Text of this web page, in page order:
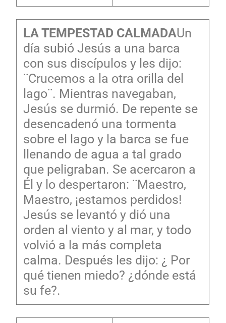
LA TEMPESTAD CALMADAUn
día subió Jesús a una barca
con sus discípulos y les dijo:
¨Crucemos a la otra orilla del
lago¨. Mientras navegaban,
Jesús se durmió. De repente se
desencadenó una tormenta
sobre el lago y la barca se fue
llenando de agua a tal grado
que peligraban. Se acercaron a
Él y lo despertaron: ¨Maestro,
Maestro, ¡estamos perdidos!
Jesús se levantó y dió una
orden al viento y al mar, y todo
volvió a la más completa
calma. Después les dijo: ¿ Por
qué tienen miedo? ¿dónde está
su fe?.